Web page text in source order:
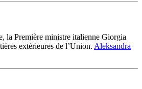
la Première ministre italienne Giorgia
extérieures de l’Union. Aleksandra